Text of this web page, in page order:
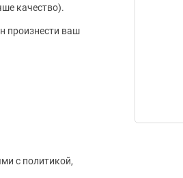
качество).
произнести ваш
с политикой,